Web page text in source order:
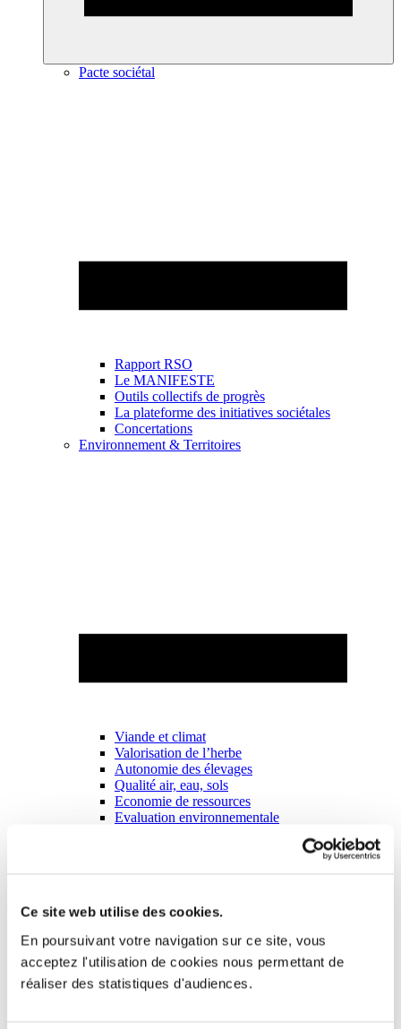
Ce site web utilise des cookies.
En poursuivant votre navigation sur ce site, vous
acceptez l'utilisation de cookies nous permettant de
réaliser des statistiques d'audiences.
Pacte sociétal
Rapport RSO
Le MANIFESTE
Outils collectifs de progrès
La plateforme des initiatives sociétales
Concertations
Environnement & Territoires
Viande et climat
Valorisation de l’herbe
Autonomie des élevages
Qualité air, eau, sols
Economie de ressources
Evaluation environnementale